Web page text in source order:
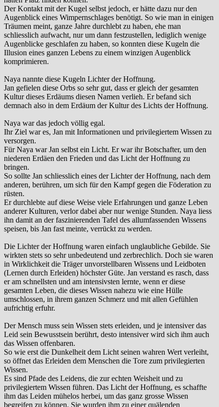
Der Kontakt mit der Kugel selbst jedoch, er hätte dazu nur den
Augenblick eines Wimpernschlages benötigt. So wie man in einigen
Träumen meint, ganze Jahre durchlebt zu haben, ehe man
schliesslich aufwacht, nur um dann festzustellen, lediglich wenige
Augenblicke geschlafen zu haben, so konnten diese Kugeln die
Illusion eines ganzen Lebens zu einem winzigen Augenblick
komprimieren.
Naya nannte diese Kugeln Lichter der Hoffnung.
Jan gefielen diese Orbs so sehr gut, dass er gleich der gesamten
Kultur dieses Erdäums diesen Namen verlieh. Er befand sich
demnach also in dem Erdäum der Kultur des Lichts der Hoffnung.
Naya war das jedoch völlig egal.
Ihr Ziel war es, Jan mit Informationen und privilegiertem Wissen zu
versorgen.
Für Naya war Jan selbst ein Licht. Er war ihr Botschafter, um den
niederen Erdäen den Frieden und das Licht der Hoffnung zu
bringen.
So sollte Jan schliesslich eines der Lichter der Hoffnung, nach dem
anderen, berühren, um sich für den Kampf gegen die Föderation zu
rüsten.
Er durchlebte auf diese Weise viele Erfahrungen und ganze Leben
anderer Kulturen, verlor dabei aber nur wenige Stunden. Naya liess
ihn damit an der faszinierenden Tafel des allumfassenden Wissens
speisen, bis Jan fast meinte, verrückt zu werden.
Die Lichter der Hoffnung waren einfach unglaubliche Gebilde. Sie
wirkten stets so sehr unbedeutend und zerbrechlich. Doch sie waren
in Wirklichkeit die Träger unvorstellbaren Wissens und Leidboten
(Lernen durch Erleiden) höchster Güte. Jan verstand es rasch, dass
er am schnellsten und am intensivsten lernte, wenn er diese
gesamten Leben, die dieses Wissen nahezu wie eine Hülle
umschlossen, in ihrem ganzen Schmerz und mit allen Gefühlen
aufrichtig erfuhr.
Der Mensch muss sein Wissen stets erleiden, und je intensiver das
Leid sein Bewusstsein berührt, desto intensiver wird sich ihm auch
das Wissen offenbaren.
So wie erst die Dunkelheit dem Licht seinen wahren Wert verleiht,
so öffnet das Erleiden dem Menschen die Tore zum privilegierten
Wissen.
Es sind Pfade des Leidens, die zur echten Weisheit und zu
privilegiertem Wissen führen. Das Licht der Hoffnung, es schaffte
ihm das Leiden mühelos herbei, um das ganz grosse Wissen
begreifen zu können. Sie wurden ihm zu einer quälenden